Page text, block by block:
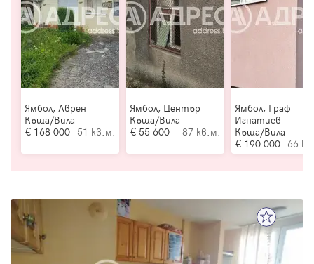
Ямбол, Аврен
Къща/Вила
168 000 51 кв.м.
Ямбол, Център
Къща/Вила
55 600
87 кв.м.
Ямбол, Граф
Игнатиев
Къща/Вила
190 000 66